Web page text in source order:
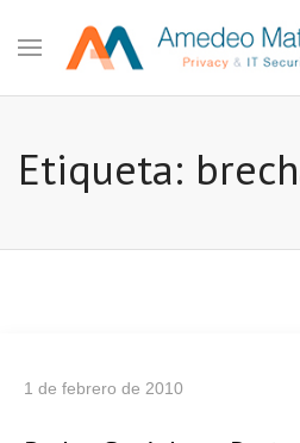
Etiqueta:
1 de febrero de 2010